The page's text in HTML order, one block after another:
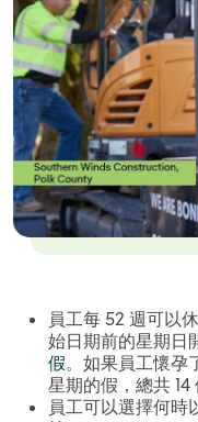
員工每 52 週可以
始日期前的星期日
假。如果員工懷孕
星期的假，總共 14
員工可以選擇何時